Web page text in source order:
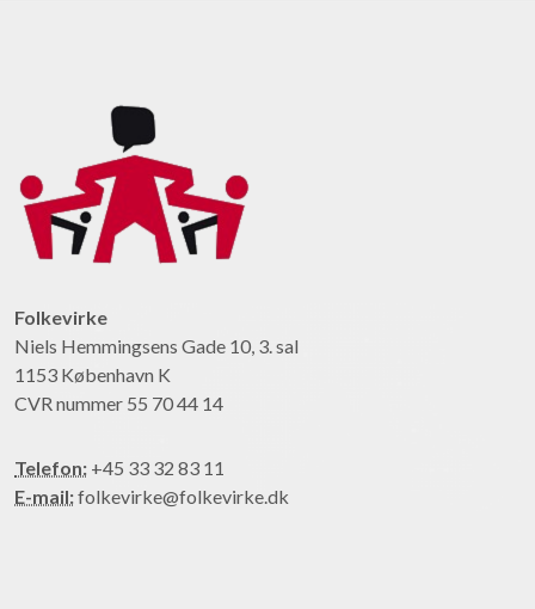
Folkevirke
Niels Hemmingsens Gade 10, 3. sal
1153 København K
CVR nummer 55 70 44 14
Telefon: +45 33 32 83 11
E-mail:folkevirke@folkevirke.dk